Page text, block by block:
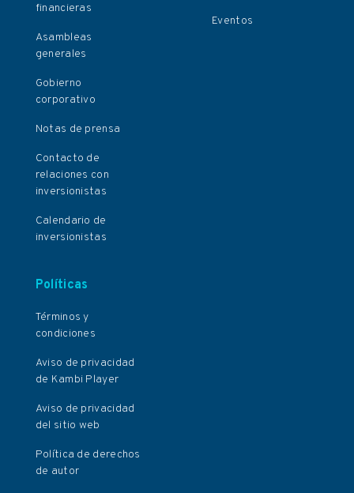
Eventos
financieras
Asambleas
generales
Gobierno
corporativo
Notas de prensa
Contacto de
relaciones con
inversionistas
Calendario de
inversionistas
Políticas
Términos y
condiciones
Aviso de privacidad
de Kambi Player
Aviso de privacidad
del sitio web
Política de derechos
de autor